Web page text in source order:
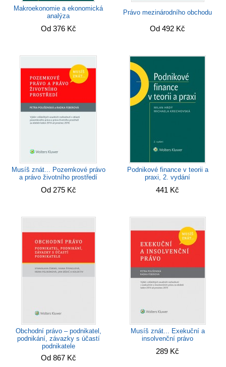
Makroekonomie a ekonomická
analýza
Od 376 Kč
Právo mezinárodního obchodu
Od 492 Kč
Musíš znát... Pozemkové právo
a právo životního prostředí
Od 275 Kč
Podnikové finance v teorii a
praxi, 2. vydání
441 Kč
Obchodní právo – podnikatel,
podnikání, závazky s účastí
podnikatele
Od 867 Kč
Musíš znát... Exekuční a
insolvenční právo
289 Kč